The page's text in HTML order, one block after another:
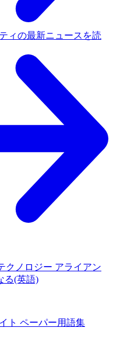
ィの最新ニュースを読
クノロジー アライアン
る(英語)
ト ペーパー用語集